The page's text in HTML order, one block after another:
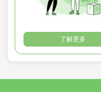
了解更多